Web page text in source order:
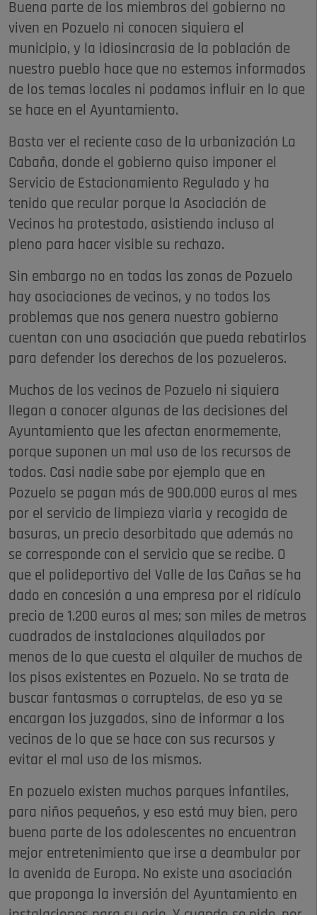
Buena parte de los miembros del gobierno no
viven en Pozuelo ni conocen siquiera el
municipio, y la idiosincrasia de la población de
nuestro pueblo hace que no estemos informados
de los temas locales ni podamos influir en lo que
se hace en el Ayuntamiento.
Basta ver el reciente caso de la urbanización La
Cabaña, donde el gobierno quiso imponer el
Servicio de Estacionamiento Regulado y ha
tenido que recular porque la Asociación de
Vecinos ha protestado, asistiendo incluso al
pleno para hacer visible su rechazo.
Sin embargo no en todas las zonas de Pozuelo
hay asociaciones de vecinos, y no todos los
problemas que nos genera nuestro gobierno
cuentan con una asociación que pueda rebatirlos
para defender los derechos de los pozueleros.
Muchos de los vecinos de Pozuelo ni siquiera
llegan a conocer algunas de las decisiones del
Ayuntamiento que les afectan enormemente,
porque suponen un mal uso de los recursos de
todos. Casi nadie sabe por ejemplo que en
Pozuelo se pagan más de 900.000 euros al mes
por el servicio de limpieza viaria y recogida de
basuras, un precio desorbitado que además no
se corresponde con el servicio que se recibe. O
que el polideportivo del Valle de las Cañas se ha
dado en concesión a una empresa por el ridículo
precio de 1.200 euros al mes; son miles de metros
cuadrados de instalaciones alquilados por
menos de lo que cuesta el alquiler de muchos de
los pisos existentes en Pozuelo. No se trata de
buscar fantasmas o corruptelas, de eso ya se
encargan los juzgados, sino de informar a los
vecinos de lo que se hace con sus recursos y
evitar el mal uso de los mismos.
En pozuelo existen muchos parques infantiles,
para niños pequeños, y eso está muy bien, pero
buena parte de los adolescentes no encuentran
mejor entretenimiento que irse a deambular por
la avenida de Europa. No existe una asociación
que proponga la inversión del Ayuntamiento en